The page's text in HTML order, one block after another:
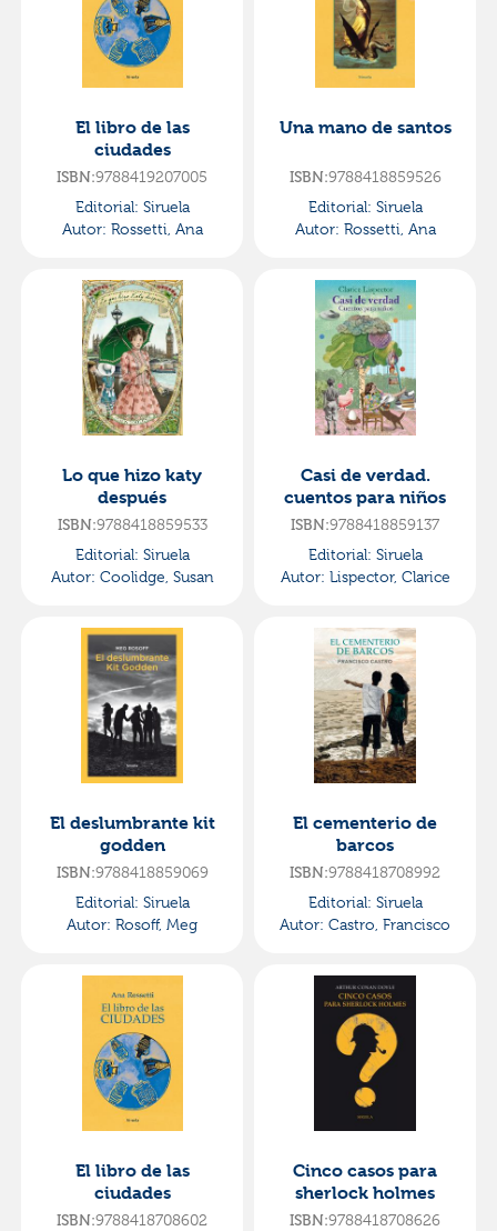
El libro de las
ciudades
ISBN:9788419207005
Editorial: Siruela
Autor: Rossetti, Ana
Una mano de santos
ISBN:9788418859526
Editorial: Siruela
Autor: Rossetti, Ana
Lo que hizo katy
después
ISBN:9788418859533
Editorial: Siruela
Autor: Coolidge, Susan
Casi de verdad.
cuentos para niños
ISBN:9788418859137
Editorial: Siruela
Autor: Lispector, Clarice
El deslumbrante kit
godden
ISBN:9788418859069
Editorial: Siruela
Autor: Rosoff, Meg
El cementerio de
barcos
ISBN:9788418708992
Editorial: Siruela
Autor: Castro, Francisco
El libro de las
ciudades
ISBN:9788418708602
Cinco casos para
sherlock holmes
ISBN:9788418708626